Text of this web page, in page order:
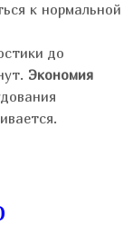
к нормальной
до
Экономия